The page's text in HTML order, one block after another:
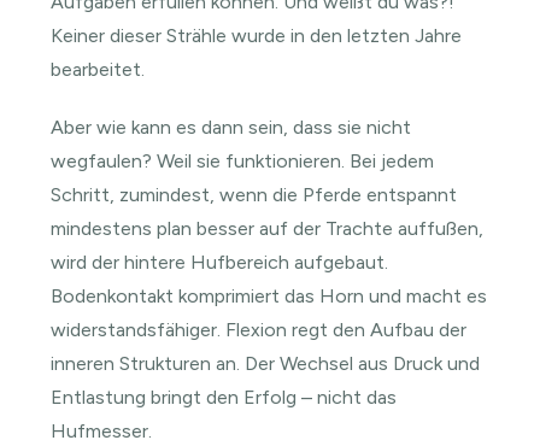
Keiner dieser Strähle wurde in den letzten Jahre
bearbeitet.
Aber wie kann es dann sein, dass sie nicht
wegfaulen? Weil sie funktionieren. Bei jedem
Schritt, zumindest, wenn die Pferde entspannt
mindestens plan besser auf der Trachte auffußen,
wird der hintere Hufbereich aufgebaut.
Bodenkontakt komprimiert das Horn und macht es
widerstandsfähiger. Flexion regt den Aufbau der
inneren Strukturen an. Der Wechsel aus Druck und
Entlastung bringt den Erfolg – nicht das
Hufmesser.